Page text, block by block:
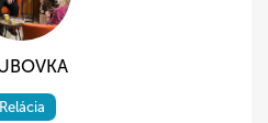
Relácia